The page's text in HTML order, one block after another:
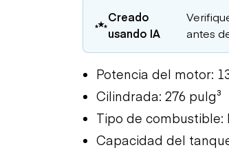
Creado
usando IA
antes
Potencia del motor:
Cilindrada: 276 pulg³
Tipo de combustible:
Capacidad del